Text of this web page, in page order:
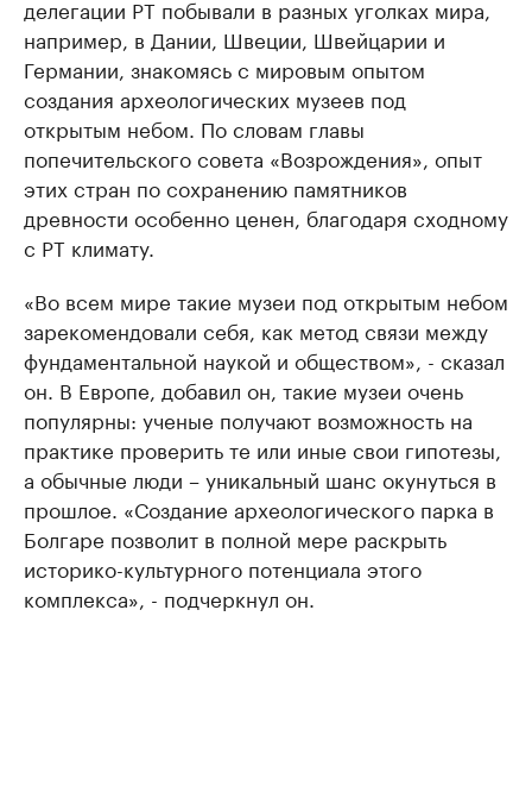
делегации РТ побывали в разных уголках мира,
например, в Дании, Швеции, Швейцарии и
Германии, знакомясь с мировым опытом
создания археологических музеев под
открытым небом. По словам главы
попечительского совета «Возрождения», опыт
этих стран по сохранению памятников
древности особенно ценен, благодаря сходному
с РТ климату.
«Во всем мире такие музеи под открытым небом
зарекомендовали себя, как метод связи между
фундаментальной наукой и обществом», - сказал
он. В Европе, добавил он, такие музеи очень
популярны: ученые получают возможность на
практике проверить те или иные свои гипотезы,
а обычные люди – уникальный шанс окунуться в
прошлое. «Создание археологического парка в
Болгаре позволит в полной мере раскрыть
историко-культурного потенциала этого
комплекса», - подчеркнул он.